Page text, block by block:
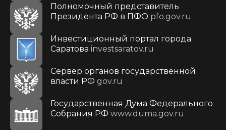
Полномочный представитель
Президента РФ в ПФО pfo.gov.ru
Инвестиционный портал города
Саратова investsaratov.ru
Сервер органов государственной
власти РФ gov.ru
Государственная Дума Федерального
Собрания РФ www.duma.gov.ru